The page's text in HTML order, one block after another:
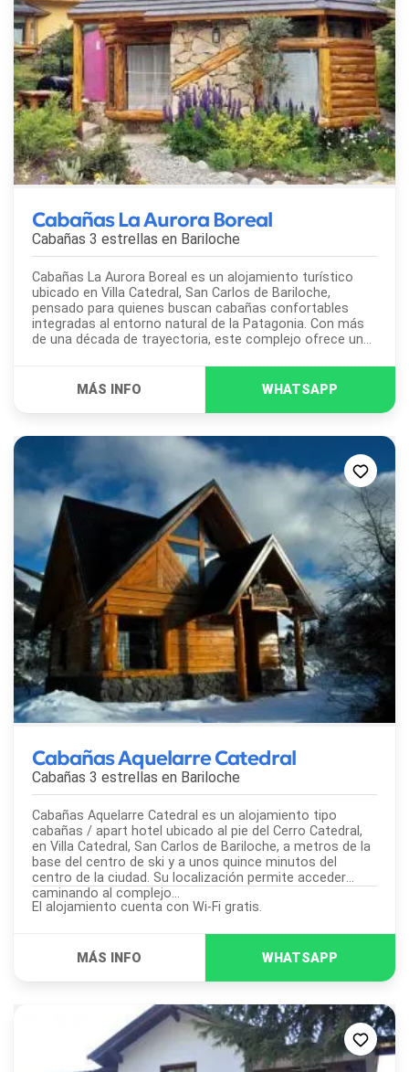
Cabañas La Aurora Boreal
Cabañas 3 estrellas en Bariloche
Cabañas La Aurora Boreal es un alojamiento turístico
ubicado en Villa Catedral, San Carlos de Bariloche,
pensado para quienes buscan cabañas confortables
integradas al entorno natural de la Patagonia. Con más
de una década de trayectoria, este complejo ofrece una
Cabañas Aquelarre Catedral
Cabañas 3 estrellas en Bariloche
Cabañas Aquelarre Catedral es un alojamiento tipo
cabañas / apart hotel ubicado al pie del Cerro Catedral,
en Villa Catedral, San Carlos de Bariloche, a metros de la
base del centro de ski y a unos quince minutos del
centro de la ciudad. Su localización permite acceder
caminando al complejo...
El alojamiento cuenta con Wi-Fi gratis.